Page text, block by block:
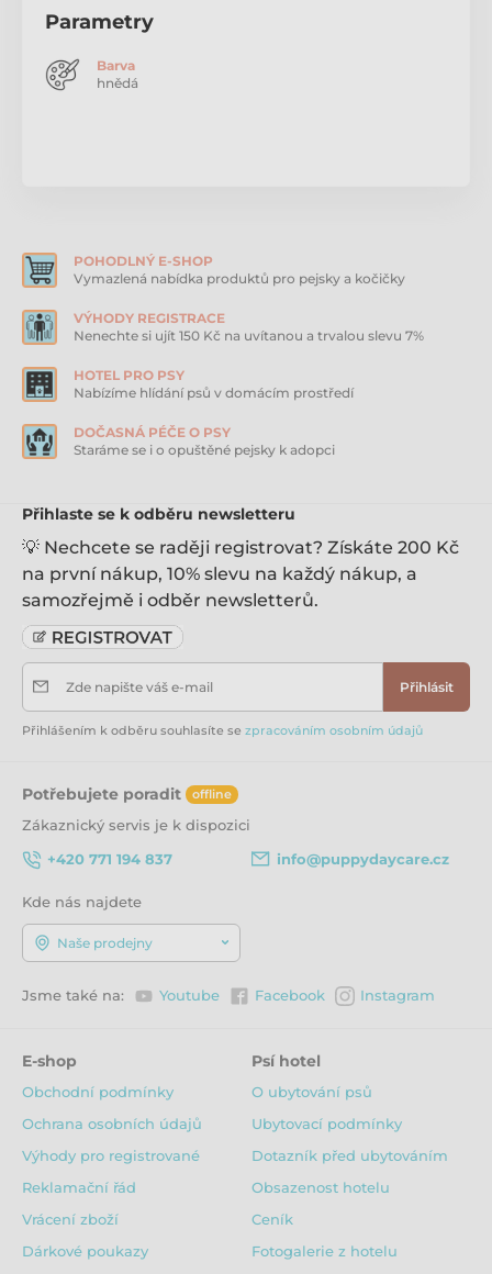
pro kůži.
Průměr kůže: dle varianty 4 mm, Délka vodítka: 140
Parametry
Barva
hnědá
POHODLNÝ E-SHOP
Vymazlená nabídka produktů pro pejsky a kočičky
VÝHODY REGISTRACE
Nenechte si ujít 150 Kč na uvítanou a trvalou slevu 7%
HOTEL PRO PSY
Nabízíme hlídání psů v domácím prostředí
DOČASNÁ PÉČE O PSY
Staráme se i o opuštěné pejsky k adopci
Přihlaste se k odběru newsletteru
💡 Nechcete se raději registrovat? Získáte 200 Kč
na první nákup, 10% slevu na každý nákup, a
samozřejmě i odběr newsletterů.
Zde napište váš e-mail Přihlásit
Přihlášením k odběru souhlasíte se zpracováním osobním údajů
Potřebujete poradit offline
Zákaznický servis je k dispozici
+420 771 194 837
info@puppydaycare.cz
Kde nás najdete
Naše prodejny
Jsme také na: Youtube Facebook Instagram
E-shop
Obchodní podmínky
Ochrana osobních údajů
Výhody pro registrované
Reklamační řád
Vrácení zboží
Dárkové poukazy
Psí hotel
O ubytování psů
Ubytovací podmínky
Dotazník před ubytováním
Obsazenost hotelu
Ceník
Fotogalerie z hotelu